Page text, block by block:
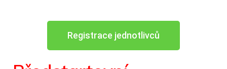
Registrace jednotlivců